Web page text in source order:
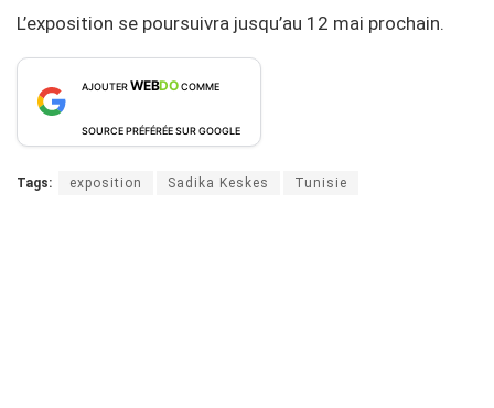
L’exposition se poursuivra jusqu’au 12 mai prochain.
AJOUTERWEBDOCOMME
SOURCE PRÉFÉRÉE SUR GOOGLE
Tags: exposition Sadika Keskes Tunisie